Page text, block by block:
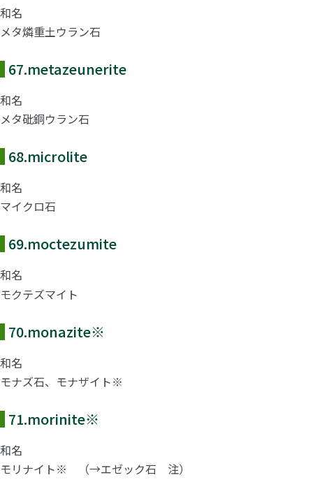
和名
メタ燐重土ウラン石
67.metazeunerite
和名
メタ砒銅ウラン石
68.microlite
和名
マイクロ石
69.moctezumite
和名
モクテズマイト
70.monazite※
和名
モナズ石、モナザイト※
71.morinite※
和名
モリナイト※ （→エゼック石 注）